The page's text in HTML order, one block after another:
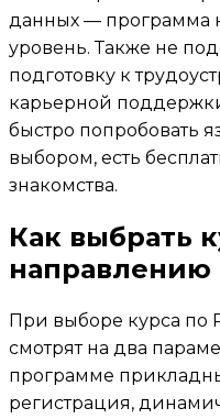
данных — программа
уровень. Также не
подготовку к
карьерной
быстро попробовать
выбором, есть
знакомства.
Как выбрать
направлению
При выборе курса по
смотрят на два
программе
регистрация,